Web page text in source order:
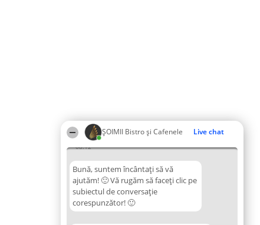
ȘOIMII Bistro și Cafenele Live chat
08:12
Bună, suntem încântați să vă
ajutăm! 🙂 Vă rugăm să faceți clic pe
subiectul de conversație
corespunzător! 🙂